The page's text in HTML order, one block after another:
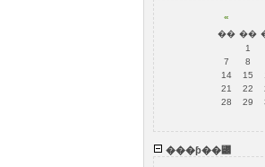
«
�� ��
1
7
8
14
15
21
22
28
29
���ƥ��꡼